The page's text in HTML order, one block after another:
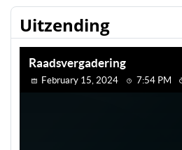
Uitzending